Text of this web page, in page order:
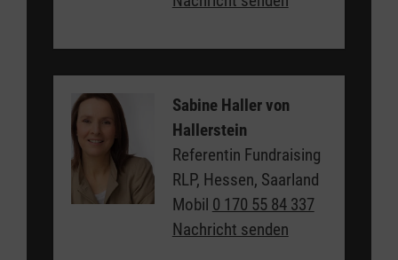
Sabine Haller von
Hallerstein
Referentin Fundraising
RLP, Hessen, Saarland
Mobil 0 170 55 84 337
Nachricht senden